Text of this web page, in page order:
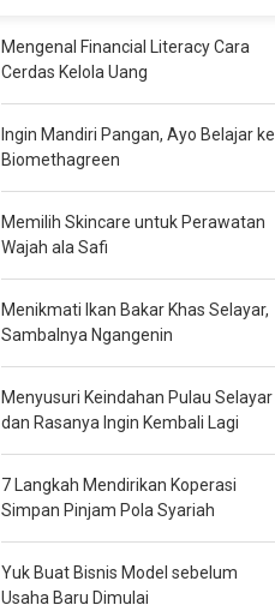
Mengenal Financial Literacy Cara
Cerdas Kelola Uang
Ingin Mandiri Pangan, Ayo Belajar ke
Biomethagreen
Memilih Skincare untuk Perawatan
Wajah ala Safi
Menikmati Ikan Bakar Khas Selayar,
Sambalnya Ngangenin
Menyusuri Keindahan Pulau Selayar
dan Rasanya Ingin Kembali Lagi
7 Langkah Mendirikan Koperasi
Simpan Pinjam Pola Syariah
Yuk Buat Bisnis Model sebelum
Usaha Baru Dimulai